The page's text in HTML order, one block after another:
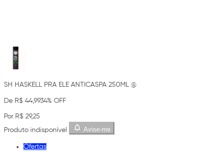
SH HASKELL PRA ELE ANTICASPA 250ML @
De R$ 44,9934% OFF
Por R$ 29,25
Produto indisponível
Avise-me
Ofertas